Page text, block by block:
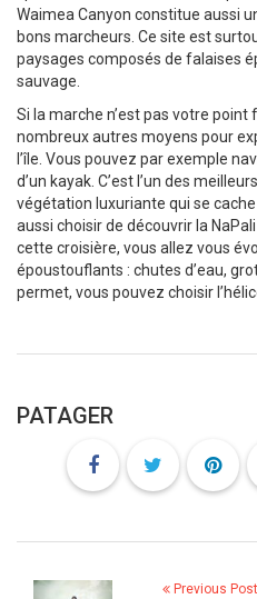
Waimea Canyon constitue aussi
bons marcheurs. Ce site est
paysages composés de falaises
sauvage.
Si la marche n’est pas votre point
nombreux autres moyens pour
l’île. Vous pouvez par exemple
d’un kayak. C’est l’un des
végétation luxuriante qui se
aussi choisir de découvrir la
cette croisière, vous allez vous
époustouflants : chutes d’eau,
permet, vous pouvez choisir
PATAGER
Previous Post